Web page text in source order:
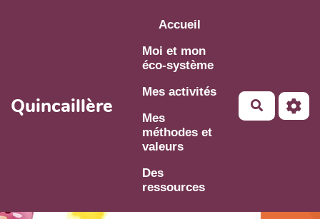
Aller au contenu principal
Quincaillère
Accueil
Moi et mon
éco-système
Mes activités
Mes
méthodes et
valeurs
Des
ressources